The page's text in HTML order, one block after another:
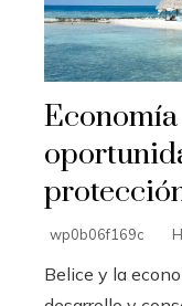
wp0b06f169c
Belice y la